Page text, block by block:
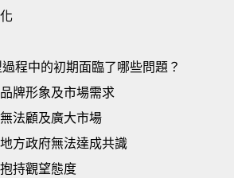
程中的初期面臨了哪些問題？
牌形象及市場需求
法顧及廣大市場
方政府無法達成共識
持觀望態度